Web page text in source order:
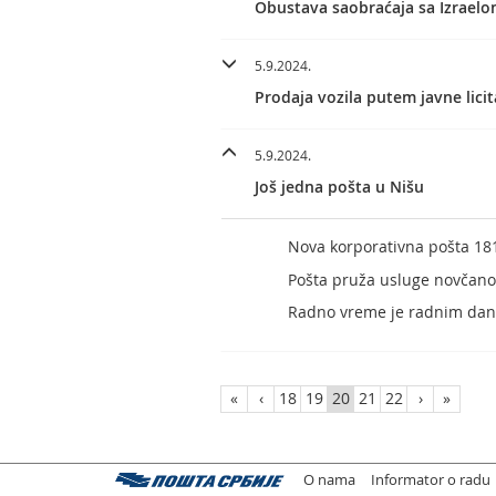
Obustava saobraćaja sa
5.9.2024.
Prodaja vozila putem javne
5.9.2024.
Još jedna pošta u Nišu
Nova korporativna pošta
Pošta pruža usluge
Radno vreme je radnim
« ‹ 18 19 20 21 22 › »
O nama Informator o radu